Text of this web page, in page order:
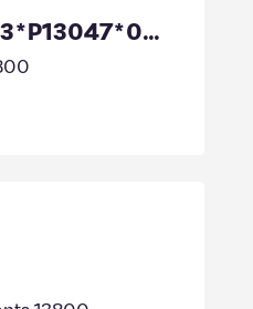
larecharge/FR*M13*P13047*005